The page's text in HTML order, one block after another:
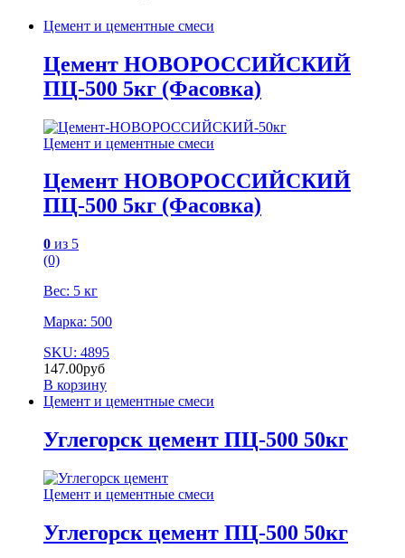
Цемент и цементные смеси
Цемент НОВОРОССИЙСКИЙ
ПЦ-500 5кг (Фасовка)
Цемент и цементные смеси
Цемент НОВОРОССИЙСКИЙ
ПЦ-500 5кг (Фасовка)
0 из 5
(0)
Вес: 5 кг
Марка: 500
SKU: 4895
147.00руб
В корзину
Цемент и цементные смеси
Углегорск цемент ПЦ-500 50кг
Цемент и цементные смеси
Углегорск цемент ПЦ-500 50кг